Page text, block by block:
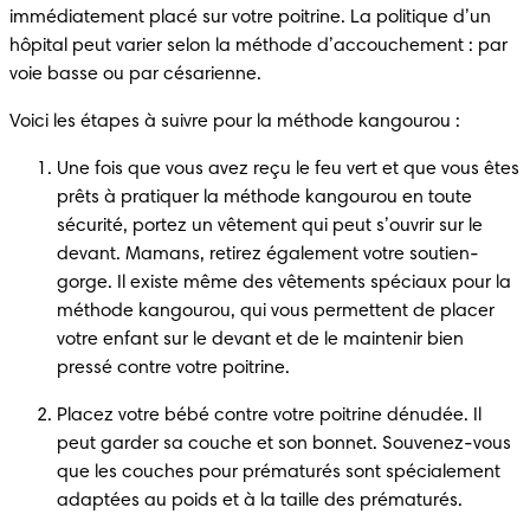
immédiatement placé sur votre poitrine. La politique d’un
hôpital peut varier selon la méthode d’accouchement : par
voie basse ou par césarienne.
Voici les étapes à suivre pour la méthode kangourou :
Une fois que vous avez reçu le feu vert et que vous êtes
prêts à pratiquer la méthode kangourou en toute
sécurité, portez un vêtement qui peut s’ouvrir sur le
devant. Mamans, retirez également votre soutien-
gorge. Il existe même des vêtements spéciaux pour la
méthode kangourou, qui vous permettent de placer
votre enfant sur le devant et de le maintenir bien
pressé contre votre poitrine.
Placez votre bébé contre votre poitrine dénudée. Il
peut garder sa couche et son bonnet. Souvenez-vous
que les couches pour prématurés sont spécialement
adaptées au poids et à la taille des prématurés.